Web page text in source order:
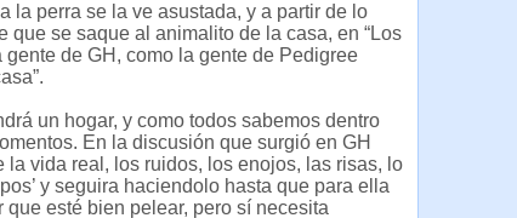
la perra se la ve asustada, y a partir de lo
se saque al animalito de la casa, en “Los
de GH, como la gente de Pedigree
un hogar, y como todos sabemos dentro
En la discusión que surgió en GH
vida real, los ruidos, los enojos, las risas, lo
y seguira haciendolo hasta que para ella
que esté bien pelear, pero sí necesita